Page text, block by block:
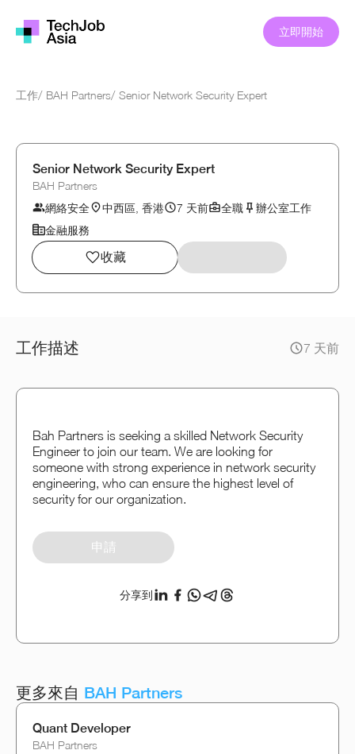
立即開始
工作/ BAH Partners/ Senior Network Security Expert
Senior Network Security Expert
BAH Partners
網絡安全
中西區, 香港 7 天前 全職
辦公室工作
金融服務
收藏
工作描述 7 天前
Bah Partners is seeking a skilled Network Security
Engineer to join our team. We are looking for
someone with strong experience in network security
engineering, who can ensure the highest level of
security for our organization.
申請
分享到
更多來自 BAH Partners
Quant Developer
BAH Partners